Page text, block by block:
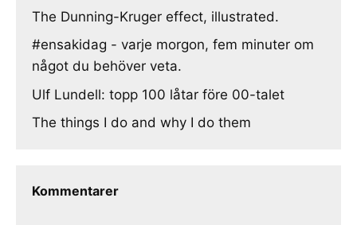
The Dunning-Kruger effect, illustrated.
#ensakidag - varje morgon, fem minuter om
något du behöver veta.
Ulf Lundell: topp 100 låtar före 00-talet
The things I do and why I do them
Kommentarer